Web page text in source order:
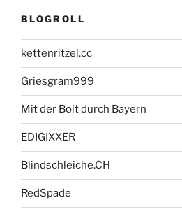
BLOGROLL
kettenritzel.cc
Griesgram999
Mit der Bolt durch Bayern
EDIGIXXER
Blindschleiche.CH
RedSpade